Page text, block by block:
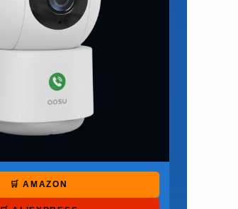
🛒 AMAZON